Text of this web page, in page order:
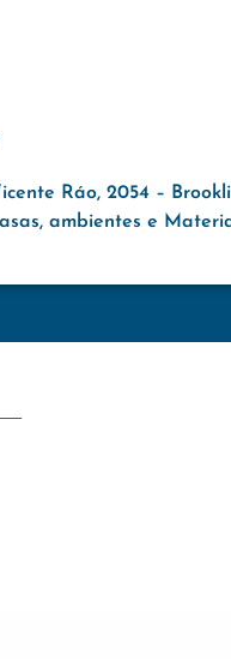
Ráo, 2054 –
ambientes e